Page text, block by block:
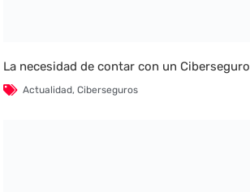
La necesidad de contar con un Ciberseguro
Actualidad,Ciberseguros